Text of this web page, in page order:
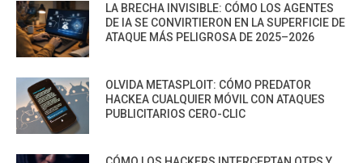
LA BRECHA INVISIBLE: CÓMO LOS AGENTES
DE IA SE CONVIRTIERON EN LA SUPERFICIE DE
ATAQUE MÁS PELIGROSA DE 2025–2026
OLVIDA METASPLOIT: CÓMO PREDATOR
HACKEA CUALQUIER MÓVIL CON ATAQUES
PUBLICITARIOS CERO-CLIC